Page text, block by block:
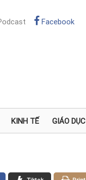
Facebook
KINH TẾ GIÁO DỤC